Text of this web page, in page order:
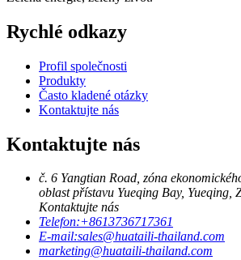
Rychlé odkazy
Profil společnosti
Produkty
Často kladené otázky
Kontaktujte nás
Kontaktujte nás
č. 6 Yangtian Road, zóna
oblast přístavu Yueqing Bay, Yueqing,
Kontaktujte nás
Telefon:+8613736717361
E-mail:sales@huataili-thailand.com
marketing@huataili-thailand.com